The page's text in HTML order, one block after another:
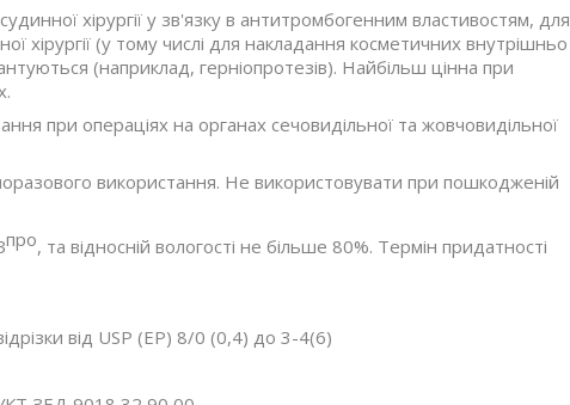
хірургії у зв'язку в антитромбогенним властивостям, для
хірургії (у тому числі для накладання косметичних внутрішньо
(наприклад, герніопротезів). Найбільш цінна при
при операціях на органах сечовидільної та жовчовидільної
використання. Не використовувати при пошкодженій
про, та відносній вологості не більше 80%. Термін придатності
від USP (EP) 8/0 (0,4) до 3-4(6)